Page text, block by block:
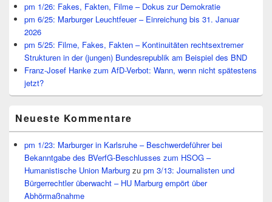
pm 1/26: Fakes, Fakten, Filme – Dokus zur Demokratie
pm 6/25: Marburger Leuchtfeuer – Einreichung bis 31. Januar
2026
pm 5/25: Filme, Fakes, Fakten – Kontinuitäten rechtsextremer
Strukturen in der (jungen) Bundesrepublik am Beispiel des BND
Franz-Josef Hanke zum AfD-Verbot: Wann, wenn nicht spätestens
jetzt?
Neueste Kommentare
pm 1/23: Marburger in Karlsruhe – Beschwerdeführer bei
Bekanntgabe des BVerfG-Beschlusses zum HSOG –
Humanistische Union Marburg zu pm 3/13: Journalisten und
Bürgerrechtler überwacht – HU Marburg empört über
Abhörmaßnahme